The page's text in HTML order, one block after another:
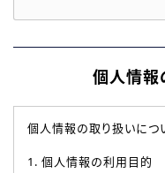
個人情報
個人情報の取り扱いにつ
1. 個人情報の利用目的